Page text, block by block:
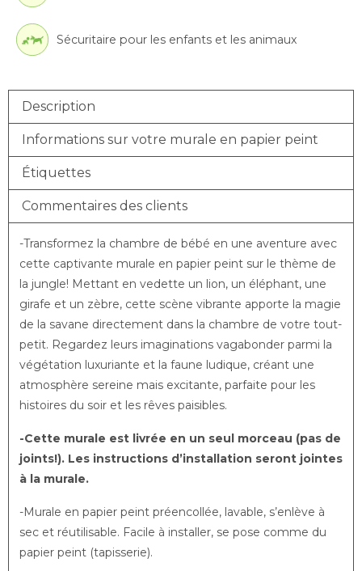
Sécuritaire pour les enfants et les animaux
Description
Informations sur votre murale en papier peint
Étiquettes
Commentaires des clients
-Transformez la chambre de bébé en une aventure avec
cette captivante murale en papier peint sur le thème de
la jungle! Mettant en vedette un lion, un éléphant, une
girafe et un zèbre, cette scène vibrante apporte la magie
de la savane directement dans la chambre de votre tout-
petit. Regardez leurs imaginations vagabonder parmi la
végétation luxuriante et la faune ludique, créant une
atmosphère sereine mais excitante, parfaite pour les
histoires du soir et les rêves paisibles.
-Cette murale est livrée en un seul morceau (pas de
joints!). Les instructions d’installation seront jointes
à la murale.
-Murale en papier peint préencollée, lavable, s’enlève à
sec et réutilisable. Facile à installer, se pose comme du
papier peint (tapisserie).